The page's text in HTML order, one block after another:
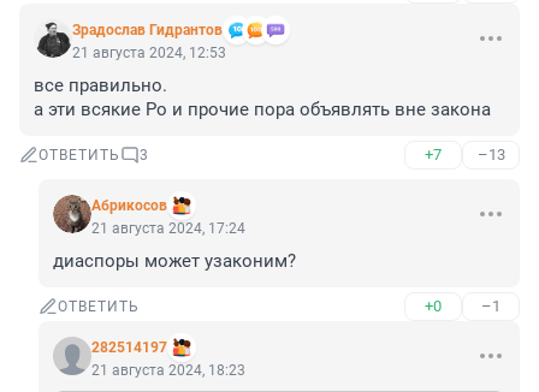
Зрадослав Гидрантов
21 августа 2024, 12:53
все правильно.
а эти всякие Ро и прочие пора объявлять вне закона
ОТВЕТИТЬ 3 +7 –13
Абрикосов
21 августа 2024, 17:24
диаспоры может узаконим?
ОТВЕТИТЬ +0 –1
282514197
21 августа 2024, 18:23